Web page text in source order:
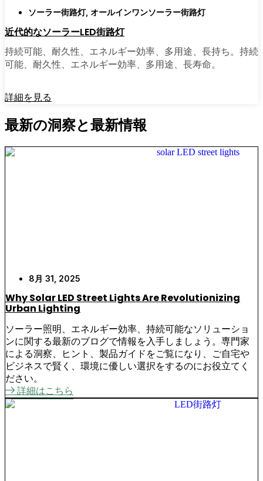
ソーラー街路灯, オールインワンソーラー街路灯
近代的なソーラーLED街路灯
持続可能、耐久性、エネルギー効率、多用途、長持ち。持続
可能、耐久性、エネルギー効率、多用途、長寿命。
詳細を見る
最新の洞察と最新情報
8月 31, 2025
Why Solar LED Street Lights Are Revolutionizing
Urban Lighting
ソーラー照明、エネルギー効率、持続可能なソリューショ
ンに関する最新のブログで情報を入手しましょう。専門家
による洞察、ヒント、製品ガイドをご覧になり、ご自宅や
ビジネスで賢く、環境に優しい選択をするのにお役立てく
ださい。
詳細はこちら